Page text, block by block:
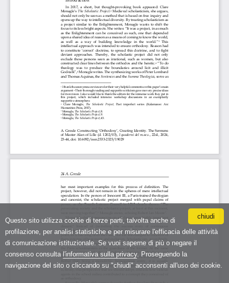
chiudi
Questo sito utilizza cookie di terze parti, talvolta anche di
profilazione, per analisi statistiche e per misurare l'efficacia delle attività
di comunicazione istituzionale. Se vuoi saperne di più o negare il
consenso consulta l'informativa sulla privacy. Proseguendo la
navigazione del sito o cliccando su "chiudi" acconsenti all'uso dei cookie.